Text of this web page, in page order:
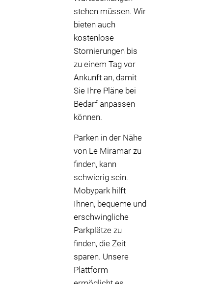
stehen müssen. Wir
bieten auch
kostenlose
Stornierungen bis
zu einem Tag vor
Ankunft an, damit
Sie Ihre Pläne bei
Bedarf anpassen
können.
Parken in der Nähe
von Le Miramar zu
finden, kann
schwierig sein.
Mobypark hilft
Ihnen, bequeme und
erschwingliche
Parkplätze zu
finden, die Zeit
sparen. Unsere
Plattform